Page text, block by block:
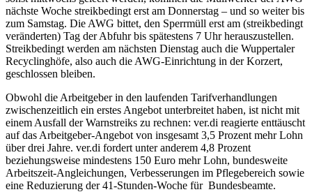
nächste Woche streikbedingt erst am Donnerstag – und so weiter bis
zum Samstag. Die AWG bittet, den Sperrmüll erst am (streikbedingt
veränderten) Tag der Abfuhr bis spätestens 7 Uhr herauszustellen.
Streikbedingt werden am nächsten Dienstag auch die Wuppertaler
Recyclinghöfe, also auch die AWG-Einrichtung in der Korzert,
geschlossen bleiben.
Obwohl die Arbeitgeber in den laufenden Tarifverhandlungen
zwischenzeitlich ein erstes Angebot unterbreitet haben, ist nicht mit
einem Ausfall der Warnstreiks zu rechnen: ver.di reagierte enttäuscht
auf das Arbeitgeber-Angebot von insgesamt 3,5 Prozent mehr Lohn
über drei Jahre. ver.di fordert unter anderem 4,8 Prozent
beziehungsweise mindestens 150 Euro mehr Lohn, bundesweite
Arbeitszeit-Angleichungen, Verbesserungen im Pflegebereich sowie
eine Reduzierung der 41-Stunden-Woche für Bundesbeamte.